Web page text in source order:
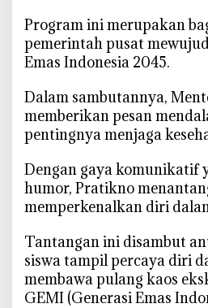
o
r
o
M
e
n
j
u
G
n
e
r
a
‎Program ini merupakan
pemerintah pusat
Emas Indonesia 2045.
‎Dalam sambutannya,
memberikan pesan
pentingnya menjaga
‎Dengan gaya komunikatif
humor, Pratikno
memperkenalkan diri
‎Tantangan ini disambut
siswa tampil percaya diri
membawa pulang kaos
GEMI (Generasi Emas